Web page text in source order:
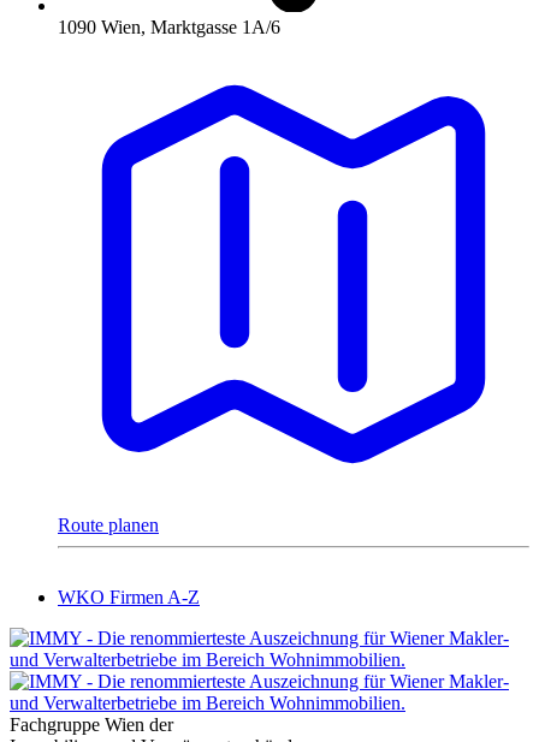
1090 Wien, Marktgasse 1A/6
Route planen
WKO Firmen A-Z
Fachgruppe Wien der